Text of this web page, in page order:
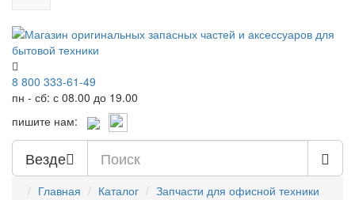
8 800 333-61-49
пн - сб: с 08.00 до 19.00
пишите нам:
Везде
Главная Каталог Запчасти для офисной техники